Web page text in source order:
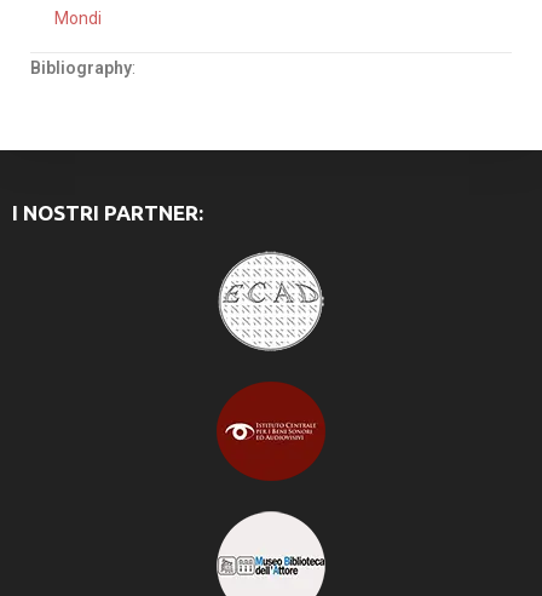
Mondi
Bibliography:
I NOSTRI PARTNER: